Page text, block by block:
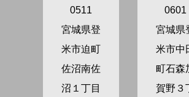
0511
宮城県登
米市迫町
佐沼南佐
沼１丁目
0601
宮城県
米市中
町石森
賀野３